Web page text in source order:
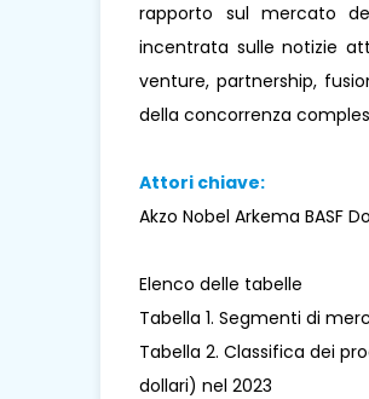
rapporto sul mercato
incentrata sulle notizie
venture, partnership,
della concorrenza
Attori chiave:
Akzo Nobel Arkema BASF
Elenco delle tabelle
Tabella 1. Segmenti di
Tabella 2. Classifica dei
dollari) nel 2023